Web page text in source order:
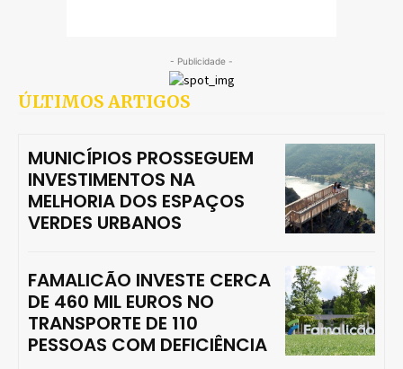
- Publicidade -
ÚLTIMOS ARTIGOS
MUNICÍPIOS PROSSEGUEM
INVESTIMENTOS NA
MELHORIA DOS ESPAÇOS
VERDES URBANOS
FAMALICÃO INVESTE CERCA
DE 460 MIL EUROS NO
TRANSPORTE DE 110
PESSOAS COM DEFICIÊNCIA